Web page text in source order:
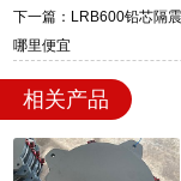
装指导全
下一篇：LRB600铅芯隔
哪里便宜
相关产品